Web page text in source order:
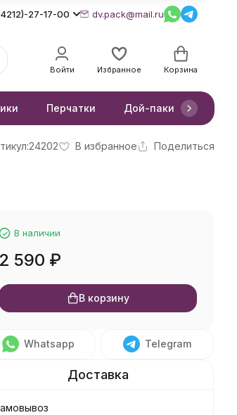
27-17-00 dv.pack@mail.ru
Войти Избранное Корзина
Перчатки Дой-паки
24202 В избранное Поделиться
В наличии
2 590 ₽
В корзину
Whatsapp Telegram